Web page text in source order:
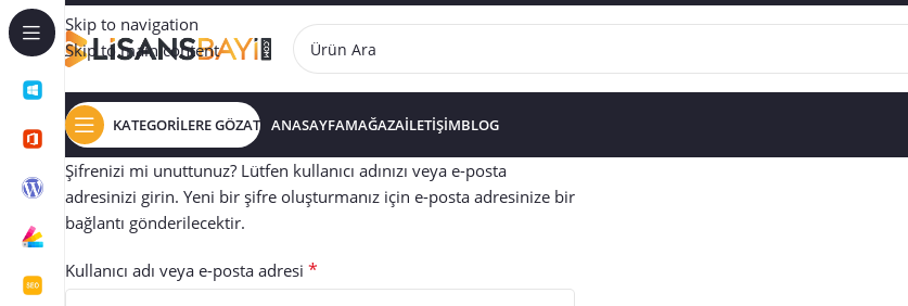
Skip to navigation
Skip to main content
KATEGORİLERE GÖZAT ANASAYFAMAĞAZAİLETİŞİMBLOG
Şifrenizi mi unuttunuz? Lütfen kullanıcı adınızı veya e-posta
adresinizi girin. Yeni bir şifre oluşturmanız için e-posta adresinize bir
bağlantı gönderilecektir.
Kullanıcı adı veya e-posta adresi *